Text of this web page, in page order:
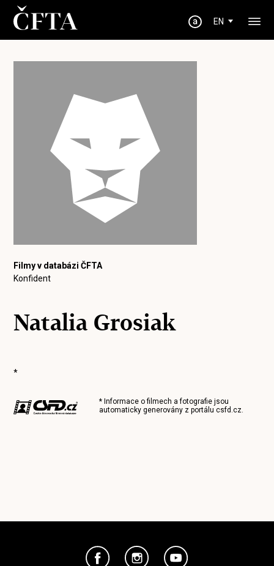
EN
Filmy v databázi ČFTA
Konfident
Natalia Grosiak
*
* Informace o filmech a fotografie jsou
automaticky generovány z portálucsfd.cz.